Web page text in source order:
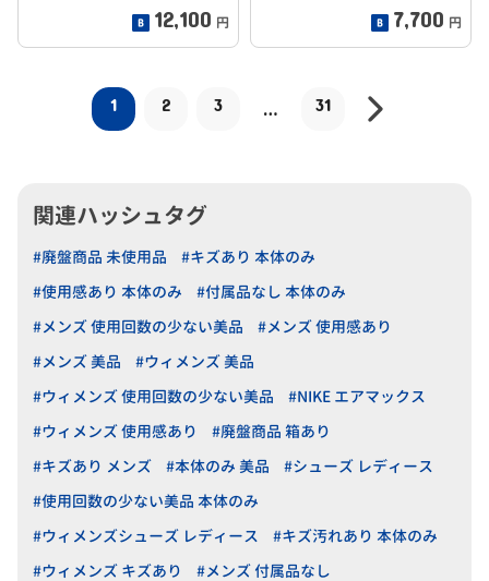
12,100 円 7,700 円
1 2 3 … 31
関連ハッシュタグ
#廃盤商品 未使用品
#キズあり 本体のみ
#使用感あり 本体のみ
#付属品なし 本体のみ
#メンズ 使用回数の少ない美品
#メンズ 使用感あり
#メンズ 美品
#ウィメンズ 美品
#ウィメンズ 使用回数の少ない美品
#NIKE エアマックス
#ウィメンズ 使用感あり
#廃盤商品 箱あり
#キズあり メンズ
#本体のみ 美品
#シューズ レディース
#使用回数の少ない美品 本体のみ
#ウィメンズシューズ レディース
#キズ汚れあり 本体のみ
#ウィメンズ キズあり
#メンズ 付属品なし